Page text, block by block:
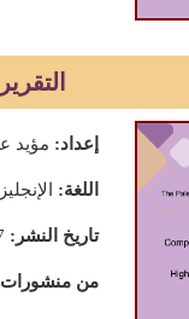
إعداد: مؤيد
اللغة:
تاريخ النشر:
من منشورات